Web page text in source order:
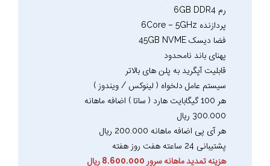
رم 6GB DDR4
پردازنده 6Core – 5GHz
فضا دیسک 45GB NVME
پهنای باند نامحدود
قابلیت آپگرید به پلن های بالاتر
سیستم عامل دلخواه ( لینوکس / ویندوز )
هر 100 گیگابایت هارد ( ساتا ) اضافه ماهانه
300.000 ریال
هر آی پی اضافه ماهانه 200.000 ریال
پشتیبانی 24 ساعته هفت روز هفته
هزینه تمدید ماهانه سرور 8.600.000 ریال